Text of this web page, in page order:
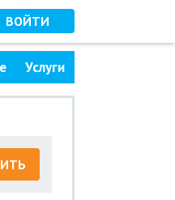
ВОЙТИ
Услуги